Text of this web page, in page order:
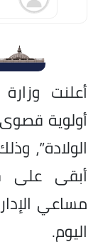
أعلنت
أولوية
الولادة”،
أبقى على
مساعي
اليوم.